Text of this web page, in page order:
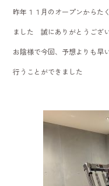
昨年１１月のオープンからた
ました 誠にありがとうござ
お陰様で今回、予想よりも早
行うことができました